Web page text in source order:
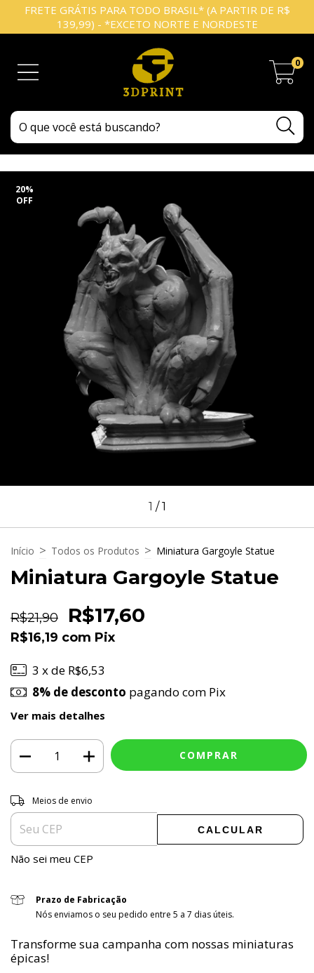
FRETE GRÁTIS PARA TODO BRASIL* (A PARTIR DE R$
139,99) - *EXCETO NORTE E NORDESTE
0
20%
OFF
1 /1
Início > Todos os Produtos > Miniatura Gargoyle Statue
Miniatura Gargoyle Statue
R$21,90 R$17,60
R$16,19 com Pix
3 x de R$6,53
8% de desconto pagando com Pix
Ver mais detalhes
Entregas para o CEP:
Meios de envio
CALCULAR
Não sei meu CEP
Prazo de Fabricação
Nós enviamos o seu pedido entre 5 a 7 dias úteis.
Transforme sua campanha com nossas miniaturas
épicas!